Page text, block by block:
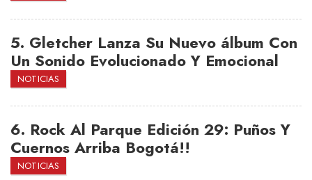
5. Gletcher Lanza Su Nuevo álbum Con
Un Sonido Evolucionado Y Emocional
NOTICIAS
6. Rock Al Parque Edición 29: Puños Y
Cuernos Arriba Bogotá!!
NOTICIAS